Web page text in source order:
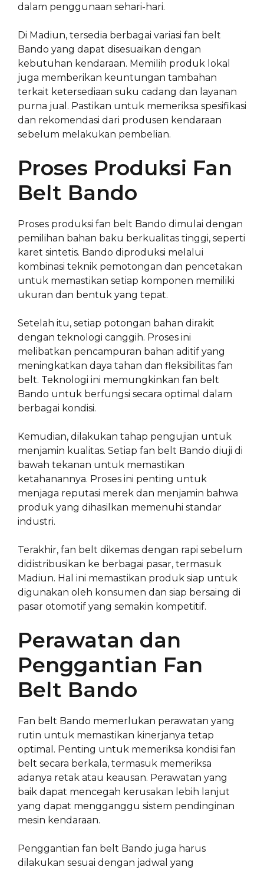
dalam penggunaan sehari-hari.
Di Madiun, tersedia berbagai variasi fan belt
Bando yang dapat disesuaikan dengan
kebutuhan kendaraan. Memilih produk lokal
juga memberikan keuntungan tambahan
terkait ketersediaan suku cadang dan layanan
purna jual. Pastikan untuk memeriksa spesifikasi
dan rekomendasi dari produsen kendaraan
sebelum melakukan pembelian.
Proses Produksi Fan
Belt Bando
Proses produksi fan belt Bando dimulai dengan
pemilihan bahan baku berkualitas tinggi, seperti
karet sintetis. Bando diproduksi melalui
kombinasi teknik pemotongan dan pencetakan
untuk memastikan setiap komponen memiliki
ukuran dan bentuk yang tepat.
Setelah itu, setiap potongan bahan dirakit
dengan teknologi canggih. Proses ini
melibatkan pencampuran bahan aditif yang
meningkatkan daya tahan dan fleksibilitas fan
belt. Teknologi ini memungkinkan fan belt
Bando untuk berfungsi secara optimal dalam
berbagai kondisi.
Kemudian, dilakukan tahap pengujian untuk
menjamin kualitas. Setiap fan belt Bando diuji di
bawah tekanan untuk memastikan
ketahanannya. Proses ini penting untuk
menjaga reputasi merek dan menjamin bahwa
produk yang dihasilkan memenuhi standar
industri.
Terakhir, fan belt dikemas dengan rapi sebelum
didistribusikan ke berbagai pasar, termasuk
Madiun. Hal ini memastikan produk siap untuk
digunakan oleh konsumen dan siap bersaing di
pasar otomotif yang semakin kompetitif.
Perawatan dan
Penggantian Fan
Belt Bando
Fan belt Bando memerlukan perawatan yang
rutin untuk memastikan kinerjanya tetap
optimal. Penting untuk memeriksa kondisi fan
belt secara berkala, termasuk memeriksa
adanya retak atau keausan. Perawatan yang
baik dapat mencegah kerusakan lebih lanjut
yang dapat mengganggu sistem pendinginan
mesin kendaraan.
Penggantian fan belt Bando juga harus
dilakukan sesuai dengan jadwal yang